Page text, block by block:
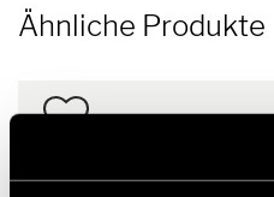
Ähnliche Produkte